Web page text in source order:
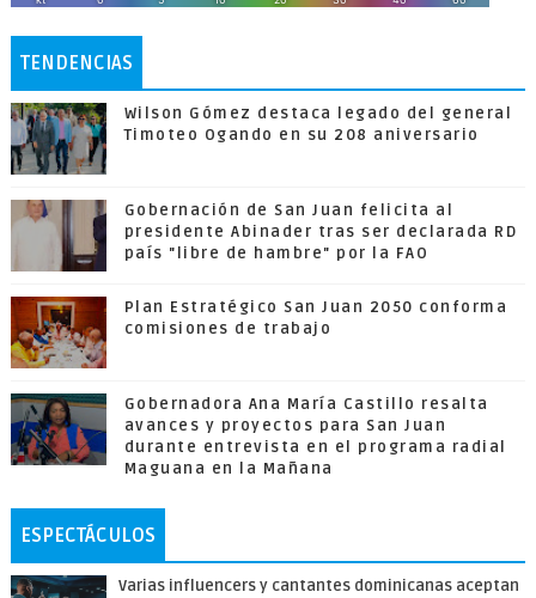
TENDENCIAS
Wilson Gómez destaca legado del general
Timoteo Ogando en su 208 aniversario
Gobernación de San Juan felicita al
presidente Abinader tras ser declarada RD
país "libre de hambre" por la FAO
Plan Estratégico San Juan 2050 conforma
comisiones de trabajo
Gobernadora Ana María Castillo resalta
avances y proyectos para San Juan
durante entrevista en el programa radial
Maguana en la Mañana
ESPECTÁCULOS
Varias influencers y cantantes dominicanas aceptan